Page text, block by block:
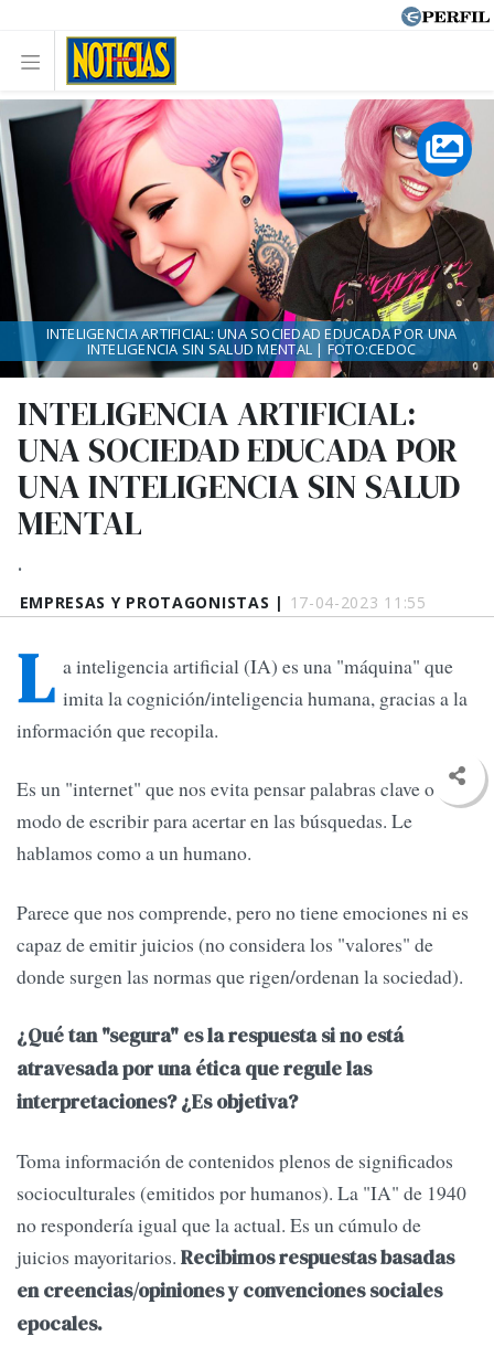
EMPRESAS Y PROTAGONISTAS | 17-04-2023 11:55
INTELIGENCIA ARTIFICIAL:
UNA SOCIEDAD EDUCADA POR
UNA INTELIGENCIA SIN SALUD
MENTAL
.
INTELIGENCIA ARTIFICIAL: UNA SOCIEDAD EDUCADA POR UNA
INTELIGENCIA SIN SALUD MENTAL | FOTO:CEDOC
L a inteligencia artificial (IA) es una "máquina" que
imita la cognición/inteligencia humana, gracias a la
información que recopila.
Es un "internet" que nos evita pensar palabras clave o el
modo de escribir para acertar en las búsquedas. Le
hablamos como a un humano.
Parece que nos comprende, pero no tiene emociones ni es
capaz de emitir juicios (no considera los "valores" de
donde surgen las normas que rigen/ordenan la sociedad).
¿Qué tan "segura" es la respuesta si no está
atravesada por una ética que regule las
interpretaciones? ¿Es objetiva?
Toma información de contenidos plenos de significados
socioculturales (emitidos por humanos). La "IA" de 1940
no respondería igual que la actual. Es un cúmulo de
juicios mayoritarios. Recibimos respuestas basadas
en creencias/opiniones y convenciones sociales
epocales.